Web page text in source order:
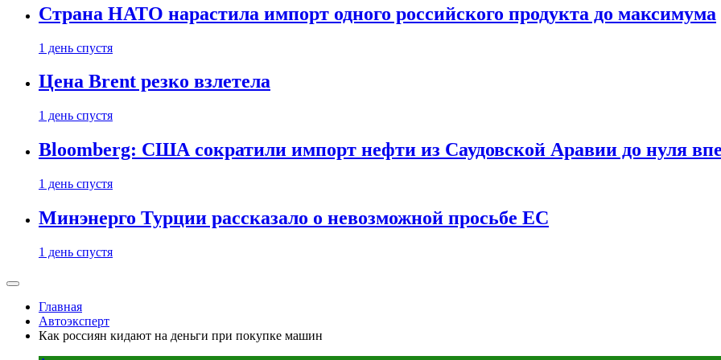
Страна НАТО нарастила импорт одного российского продукта до максимума
1 день спустя
Цена Brent резко взлетела
1 день спустя
Bloomberg: США сократили импорт нефти из Саудовской Аравии до нуля
1 день спустя
Минэнерго Турции рассказало о невозможной просьбе ЕС
1 день спустя
Главная
Автоэксперт
Как россиян кидают на деньги при покупке машин